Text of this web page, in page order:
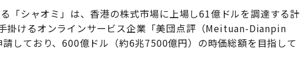
「シャオミ」は、香港の株式市場に上場し61億ドルを調達する計
掛けるオンラインサービス企業「美団点評（Meituan-Dianpin
しており、600億ドル（約6兆7500億円）の時価総額を目指して